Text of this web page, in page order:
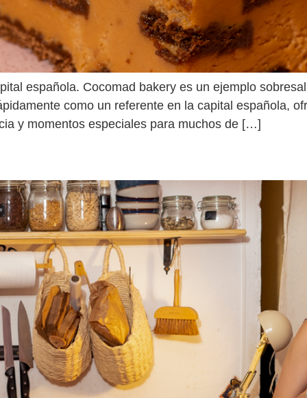
española. Cocomad bakery es un ejemplo
como un referente en la capital española,
y momentos especiales para muchos de […]